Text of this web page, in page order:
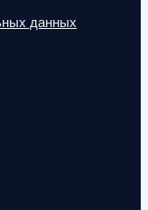
данных